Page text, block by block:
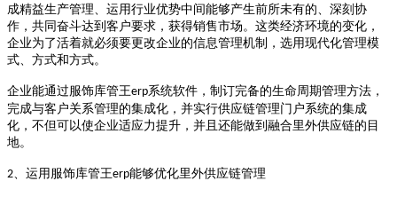
成精益生产管理、运用行业优势中间能够产生前所未有的、深刻协
作，共同奋斗达到客户要求，获得销售市场。这类经济环境的变化，
企业为了活着就必须要更改企业的信息管理机制，选用现代化管理模
式、方式和方式。
企业能通过服饰 库管王erp系统软件，制订完备的生命周期管理方法，
完成与客户关系管理的集成化，并实行供应链管理门户系统的集成
化，不但可以使企业适应力提升，并且还能做到融合里外供应链的目
地。
2 、运用服饰 库管王erp能够优化里外供应链管理